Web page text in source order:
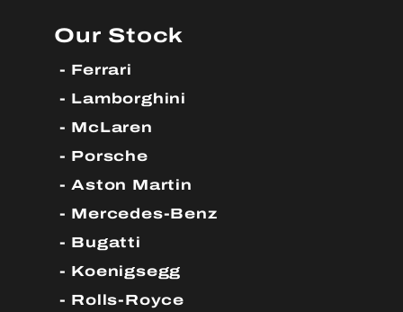
Our Stock
Ferrari
Lamborghini
McLaren
Porsche
Aston Martin
Mercedes-Benz
Bugatti
Koenigsegg
Rolls-Royce